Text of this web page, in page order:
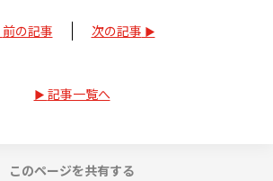
前の記事 次の記事
記事一覧へ
このページを共有する